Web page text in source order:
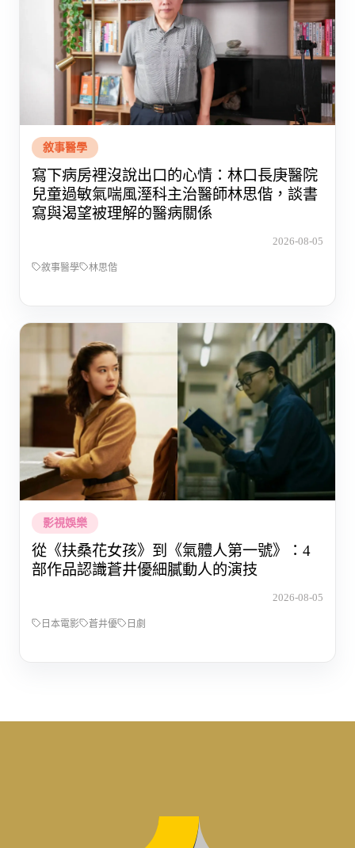
敘事醫學
寫下病房裡沒說出口的心情：林口長庚醫院
兒童過敏氣喘風溼科主治醫師林思偕，談書
寫與渴望被理解的醫病關係
2026-08-05
敘事醫學 林思偕
影視娛樂
從《扶桑花女孩》到《氣體人第一號》：4
部作品認識蒼井優細膩動人的演技
2026-08-05
日本電影 蒼井優 日劇